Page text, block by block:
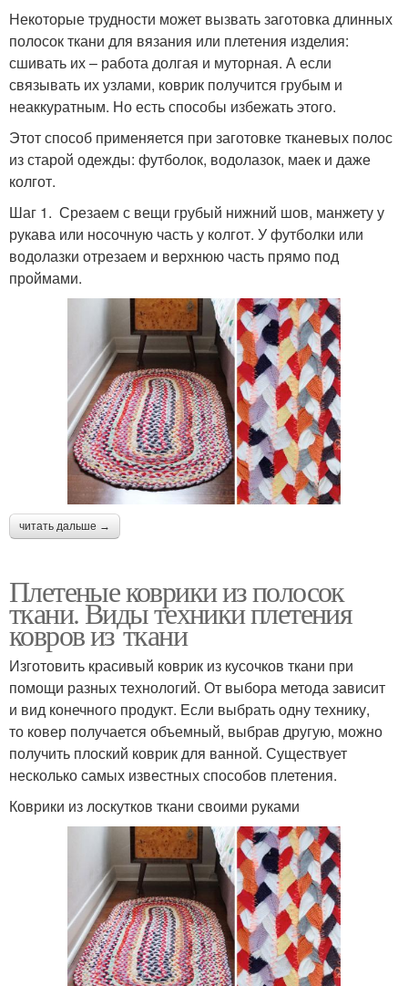
Некоторые трудности может вызвать заготовка длинных
полосок ткани для вязания или плетения изделия:
сшивать их – работа долгая и муторная. А если
связывать их узлами, коврик получится грубым и
неаккуратным. Но есть способы избежать этого.
Этот способ применяется при заготовке тканевых полос
из старой одежды: футболок, водолазок, маек и даже
колгот.
Шаг 1. Срезаем с вещи грубый нижний шов, манжету у
рукава или носочную часть у колгот. У футболки или
водолазки отрезаем и верхнюю часть прямо под
проймами.
читать дальше →
Плетеные коврики из полосок
ткани. Виды техники плетения
ковров из ткани
Изготовить красивый коврик из кусочков ткани при
помощи разных технологий. От выбора метода зависит
и вид конечного продукт. Если выбрать одну технику,
то ковер получается объемный, выбрав другую, можно
получить плоский коврик для ванной. Существует
несколько самых известных способов плетения.
Коврики из лоскутков ткани своими руками